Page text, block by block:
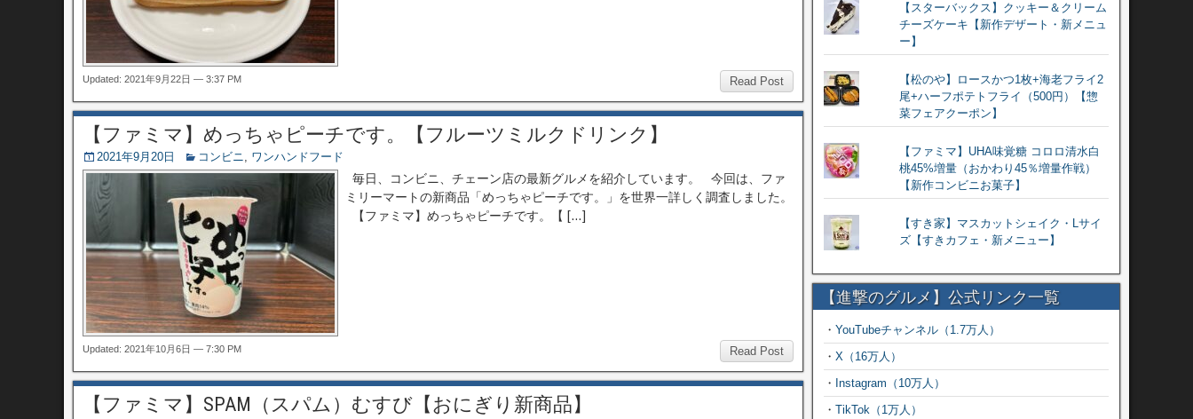
Read Post
Updated: 2021年9月22日 — 3:37 PM
【ファミマ】めっちゃピーチです。【フルーツミルクドリンク】
2021年9月20日 コンビニ, ワンハンドフード
毎日、コンビニ、チェーン店の最新グルメを紹介しています。 今回は、ファ
ミリーマートの新商品「めっちゃピーチです。」を世界一詳しく調査しました。
【ファミマ】めっちゃピーチです。【 […]
Read Post
Updated: 2021年10月6日 — 7:30 PM
【ファミマ】SPAM（スパム）むすび【おにぎり新商品】
【スターバックス】クッキー＆クリーム
チーズケーキ【新作デザート・新メニュ
ー】
【松のや】ロースかつ1枚+海老フライ2
尾+ハーフポテトフライ（500円）【惣
菜フェアクーポン】
【ファミマ】UHA味覚糖 コロロ清水白
桃45%増量（おかわり45％増量作戦）
【新作コンビニお菓子】
【すき家】マスカットシェイク・Lサイ
ズ【すきカフェ・新メニュー】
【進撃のグルメ】公式リンク一覧
・ YouTubeチャンネル（1.7万人）
・ X（16万人）
・ Instagram（10万人）
・ TikTok（1万人）